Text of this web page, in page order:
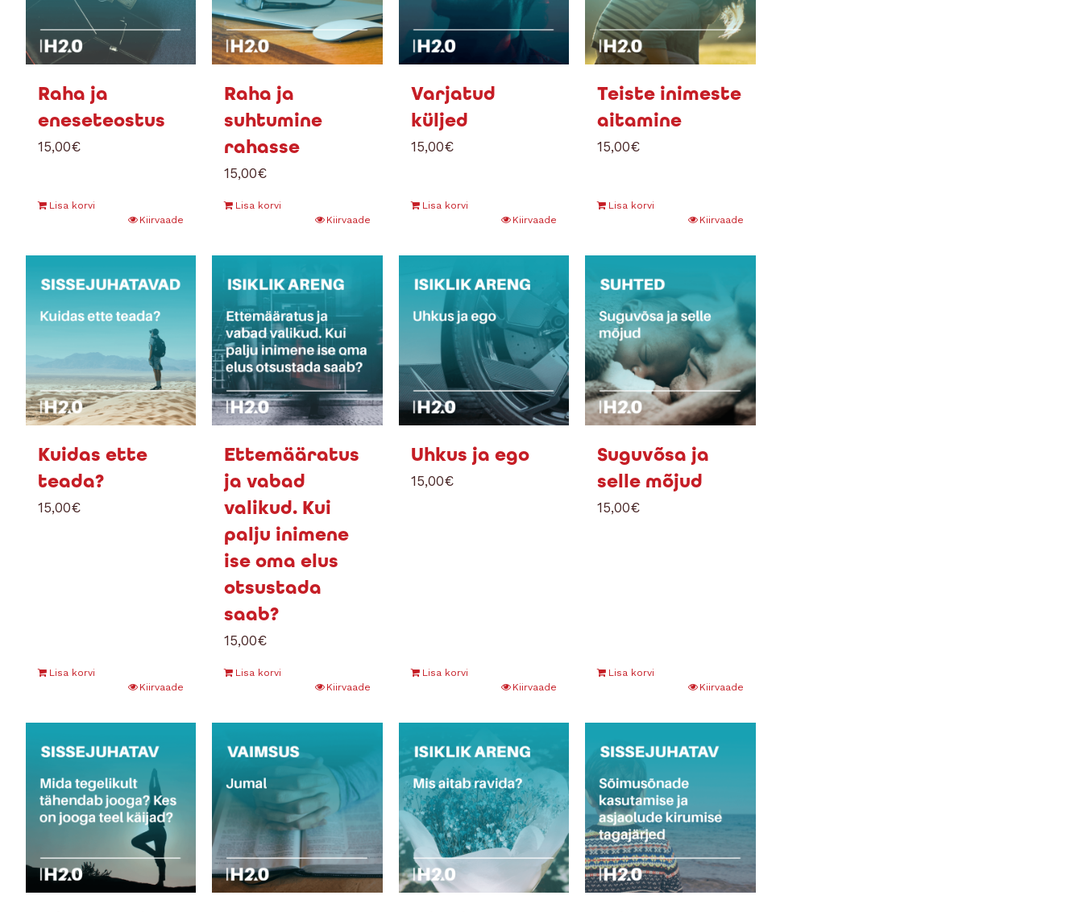
Raha ja
eneseteostus
15,00€
Lisa korvi
Kiirvaade
Raha ja
suhtumine
rahasse
15,00€
Lisa korvi
Kiirvaade
Varjatud
küljed
15,00€
Lisa korvi
Kiirvaade
Teiste inimeste
aitamine
15,00€
Lisa korvi
Kiirvaade
Kuidas ette
teada?
15,00€
Lisa korvi
Kiirvaade
Ettemääratus
ja vabad
valikud. Kui
palju inimene
ise oma elus
otsustada
saab?
15,00€
Lisa korvi
Kiirvaade
Uhkus ja ego
15,00€
Lisa korvi
Kiirvaade
Suguvõsa ja
selle mõjud
15,00€
Lisa korvi
Kiirvaade